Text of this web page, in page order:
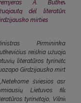
A.
dėl
mirties
Pirmininkas
reiškia užuojautą
literatūros tyrinėtojo
Girdzijausko mirties.
šviesios
Lietuvos
tyrinėtojo, Vilniaus